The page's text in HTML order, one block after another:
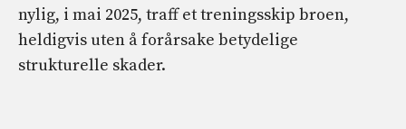
nylig, i mai 2025, traff et treningsskip broen,
heldigvis uten å forårsake betydelige
strukturelle skader.